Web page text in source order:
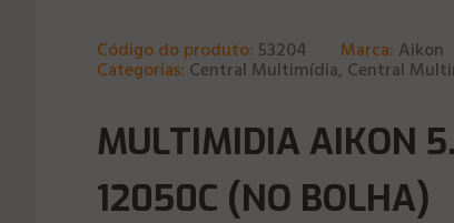
Código do produto: 53204 Marca: Aikon
Categorias: Central Multimídia, Central
MULTIMIDIA AIKON
12050C (NO BOLHA)